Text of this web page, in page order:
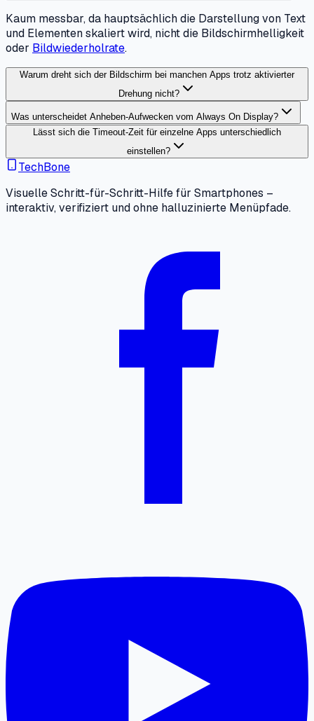
Kaum messbar, da hauptsächlich die Darstellung von Text
und Elementen skaliert wird, nicht die Bildschirmhelligkeit
oder Bildwiederholrate.
Warum dreht sich der Bildschirm bei manchen Apps trotz aktivierter
Drehung nicht?
Was unterscheidet Anheben-Aufwecken vom Always On Display?
Lässt sich die Timeout-Zeit für einzelne Apps unterschiedlich
einstellen?
TechBone
Visuelle Schritt-für-Schritt-Hilfe für Smartphones –
interaktiv, verifiziert und ohne halluzinierte Menüpfade.